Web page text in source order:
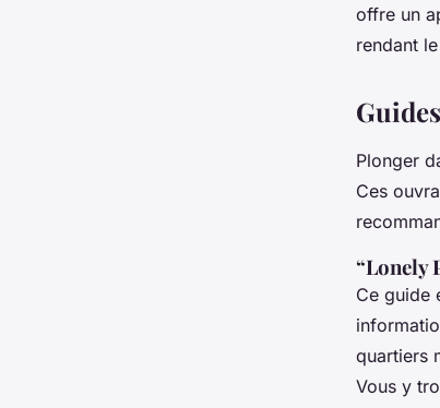
offre un
rendant
Plonger
Ces
“Lonely
Ce guide
quartiers
Vous y